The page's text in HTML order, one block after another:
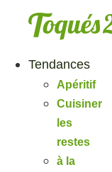
Tendances
Apéritif
Cuisiner
les
restes
à la